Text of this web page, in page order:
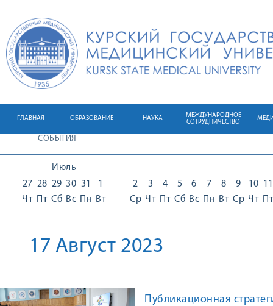
ГЛАВНАЯ ОБРАЗОВАНИЕ НАУКА
МЕЖДУНАРОДНОЕ
СОТРУДНИЧЕСТВО
СОБЫТИЯ
Июль
27
Чт
28
Пт
29
Сб
30
Вс
31
Пн
1
Вт
2
Ср
3
Чт
4
Пт
5
Сб
6
Вс
7
Пн
8
Вт
9
Ср
10
Чт
11
Пт
17 Август 2023
Публикационная